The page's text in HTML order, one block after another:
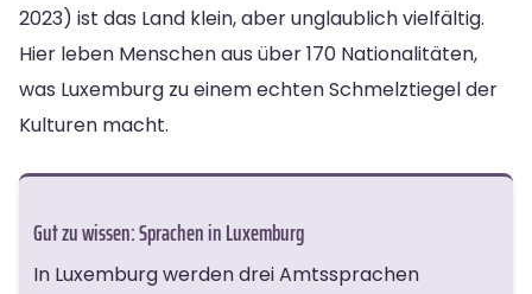
2023) ist das Land klein, aber unglaublich vielfältig.
Hier leben Menschen aus über 170 Nationalitäten,
was Luxemburg zu einem echten Schmelztiegel der
Kulturen macht.
Gut zu wissen: Sprachen in Luxemburg
In Luxemburg werden drei Amtssprachen